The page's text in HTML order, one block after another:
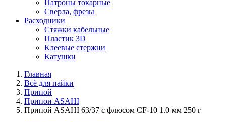
Патроны токарные
Сверла, фрезы
Расходники
Стяжки кабельные
Пластик 3D
Клеевые стержни
Катушки
Главная
Всё для пайки
Припой
Припои ASAHI
Припой ASAHI 63/37 с флюсом CF-10 1.0 мм 250 г